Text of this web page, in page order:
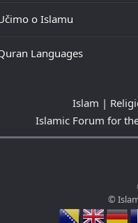
o Islamu
Languages
Islam |
Islamic Forum for
©